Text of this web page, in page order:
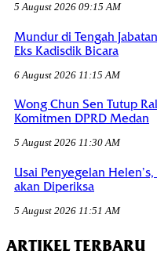
5 August 2026 09:15 AM
Mundur di Tengah
Eks Kadisdik Bicara
6 August 2026 11:15 AM
Wong Chun Sen Tutup
Komitmen DPRD Medan
5 August 2026 11:30 AM
Usai Penyegelan
akan Diperiksa
5 August 2026 11:51 AM
ARTIKEL TERBARU